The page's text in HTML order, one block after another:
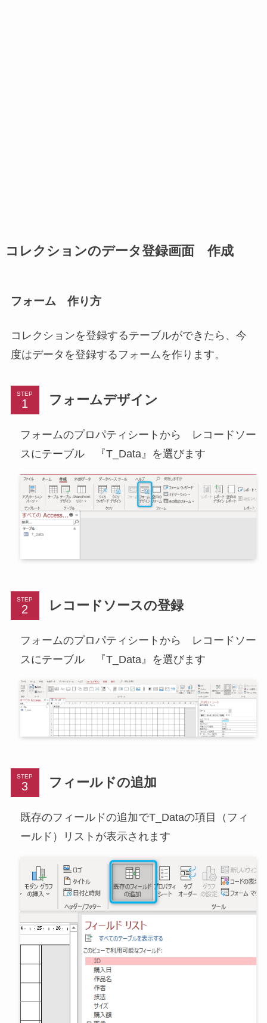
コレクションのデータ登録画面 作成
フォーム 作り方
コレクションを登録するテーブルができたら、今
度はデータを登録するフォームを作ります。
STEP フォームデザイン
フォームのプロパティシートから レコードソー
スにテーブル 『T_Data』を選びます
STEP レコードソースの登録
フォームのプロパティシートから レコードソー
スにテーブル 『T_Data』を選びます
STEP フィールドの追加
既存のフィールドの追加でT_Dataの項目（フィ
ールド）リストが表示されます